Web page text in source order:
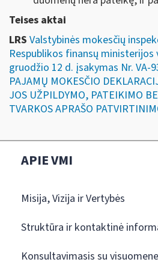
Teises aktai
LRS Valstybinės mokesčių
Respublikos finansų ministerijos
gruodžio 12 d. įsakymas Nr. VA-
PAJAMŲ MOKESČIO
JOS UŽPILDYMO, PATEIKIMO
TVARKOS APRAŠO
APIE VMI
Misija, Vizija ir Vertybės
Struktūra ir kontaktinė
Konsultavimasis su visuomene